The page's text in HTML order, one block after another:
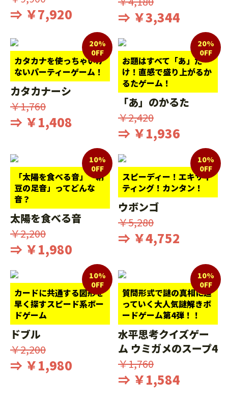
⇒ ￥7,920 ⇒ ￥3,344
カタカナを使っちゃいけ
ないパーティーゲーム！
20%
0FF
カタカナーシ
￥1,760
⇒ ￥1,408
お題はすべて「あ」だ
け！直感で盛り上がるか
るたゲーム！
20%
0FF
「あ」のかるた
￥2,420
⇒ ￥1,936
「太陽を食べる音」「納
豆の足音」ってどんな
音？
10%
0FF
太陽を食べる音
￥2,200
⇒ ￥1,980
スピーディー！エキサイ
ティング！カンタン！
10%
0FF
ウボンゴ
￥5,280
⇒ ￥4,752
カードに共通する図形を
早く探すスピード系ボー
ドゲーム
10%
0FF
ドブル
￥2,200
⇒ ￥1,980
質問形式で謎の真相に迫
っていく大人気謎解きボ
ードゲーム第4弾！！
10%
0FF
水平思考クイズゲー
ム ウミガメのスープ4
￥1,760
⇒ ￥1,584